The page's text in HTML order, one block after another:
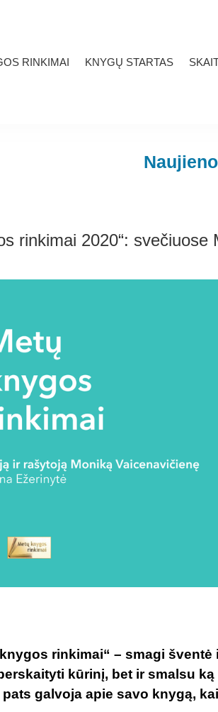
RINKIMAI KNYGŲ STARTAS
rinkimai 2020“: svečiuose
rinkimai“ – smagi
kūrinį, bet ir smalsu
galvoja apie savo knygą,